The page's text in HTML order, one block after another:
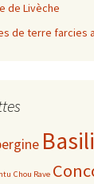
de Livèche
de terre farcies
Chou Rave